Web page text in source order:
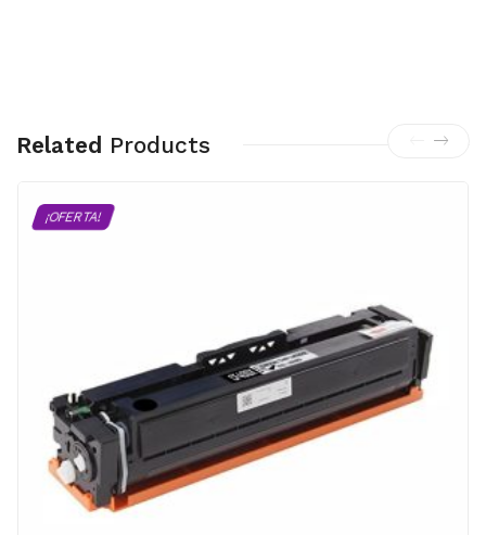
Related Products
¡OFERTA!